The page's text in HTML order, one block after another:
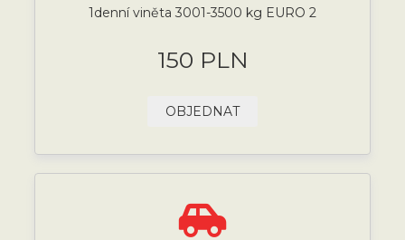
1denní viněta 3001-3500 kg EURO 2
150 PLN
OBJEDNAT